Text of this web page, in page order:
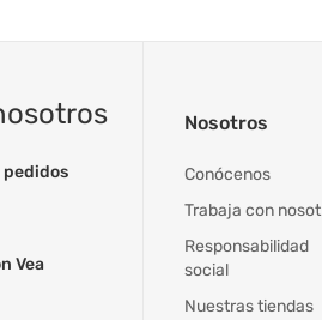
pedidos
Vea
Nosotros
Conócenos
Trabaja con
Responsabilidad
social
Nuestras tiendas